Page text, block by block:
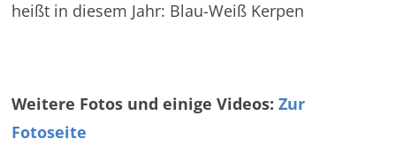
heißt in diesem Jahr: Blau-Weiß Kerpen
Weitere Fotos und einige Videos:Zur
Fotoseite